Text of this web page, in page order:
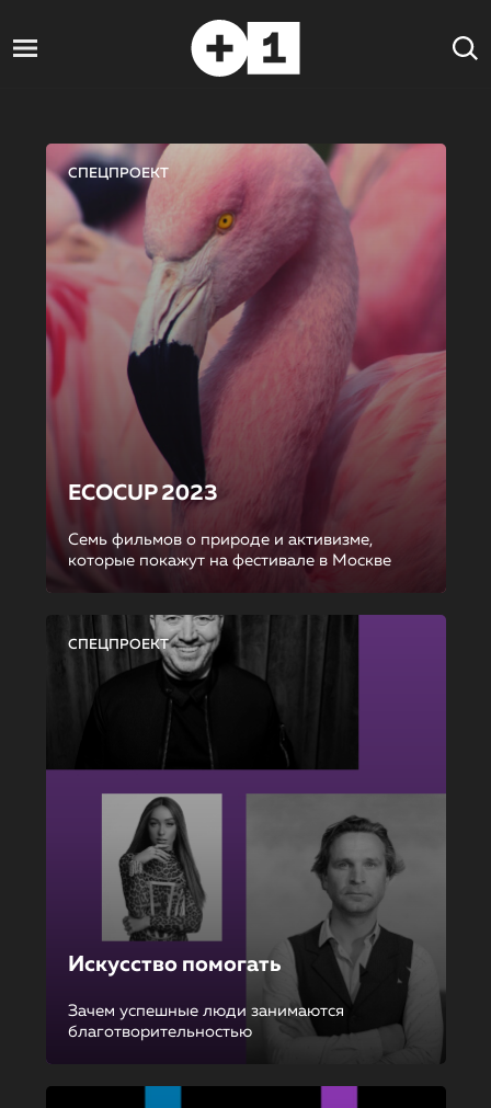
СПЕЦПРОЕКТ
ECOCUP 2023
Семь фильмов о природе и активизме,
которые покажут на фестивале в Москве
СПЕЦПРОЕКТ
Искусство помогать
Зачем успешные люди занимаются
благотворительностью